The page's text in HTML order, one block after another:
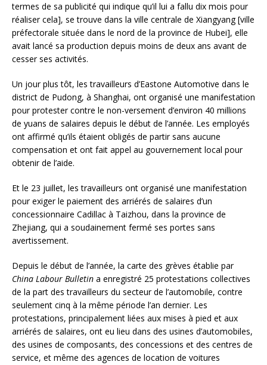
termes de sa publicité qui indique qu’il lui a fallu dix mois pour
réaliser cela], se trouve dans la ville centrale de Xiangyang [ville
préfectorale située dans le nord de la province de Hubei], elle
avait lancé sa production depuis moins de deux ans avant de
cesser ses activités.
Un jour plus tôt, les travailleurs d’Eastone Automotive dans le
district de Pudong, à Shanghai, ont organisé une manifestation
pour protester contre le non-versement d’environ 40 millions
de yuans de salaires depuis le début de l’année. Les employés
ont affirmé qu’ils étaient obligés de partir sans aucune
compensation et ont fait appel au gouvernement local pour
obtenir de l’aide.
Et le 23 juillet, les travailleurs ont organisé une manifestation
pour exiger le paiement des arriérés de salaires d’un
concessionnaire Cadillac à Taizhou, dans la province de
Zhejiang, qui a soudainement fermé ses portes sans
avertissement.
Depuis le début de l’année, la carte des grèves établie par
China Labour Bulletin a enregistré 25 protestations collectives
de la part des travailleurs du secteur de l’automobile, contre
seulement cinq à la même période l’an dernier. Les
protestations, principalement liées aux mises à pied et aux
arriérés de salaires, ont eu lieu dans des usines d’automobiles,
des usines de composants, des concessions et des centres de
service, et même des agences de location de voitures